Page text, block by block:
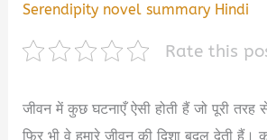
Serendipity novel summary Hindi
Rate this
जीवन में कुछ घटनाएँ ऐसी होती हैं जो पूरी तरह से
फिर भी वे हमारे जीवन की दिशा बदल देती हैं।